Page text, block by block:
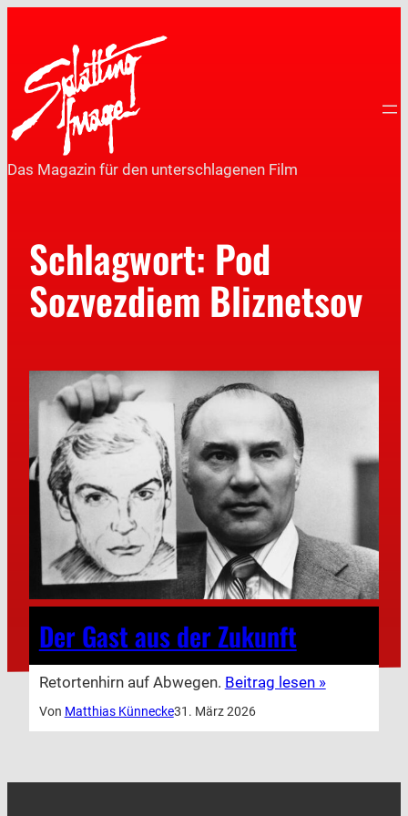
Das Magazin für den unterschlagenen Film
Schlagwort: Pod
Sozvezdiem Bliznetsov
Der Gast aus der Zukunft
Retortenhirn auf Abwegen. Beitrag lesen »
Von Matthias Künnecke31. März 2026